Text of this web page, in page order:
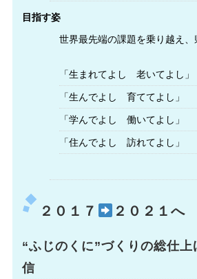
目指す姿
世界最先端の課題を乗り越え
「生まれてよし 老いてよし」
「生んでよし 育ててよし」
「学んでよし 働いてよし」
「住んでよし 訪れてよし」
２０１７ ２０２１へ
“ふじのくに”づくりの総仕
信